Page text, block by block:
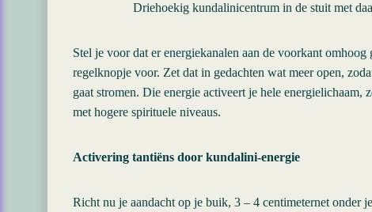
Driehoekig kundalinicentrum in de stuit met
Stel je voor dat er energiekanalen aan de voorkant
regelknopje voor. Zet dat in gedachten wat meer open,
gaat stromen. Die energie activeert je hele
met hogere spirituele niveaus.
Activering tantiëns door kundalini-energie
Richt nu je aandacht op je buik, 3 – 4 centimeternet onder